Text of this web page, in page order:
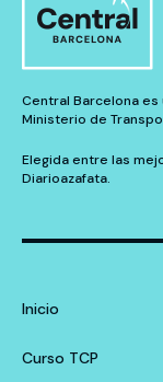
Central Barcelona es
Ministerio de
Elegida entre las
Diarioazafata.
Inicio
Curso TCP